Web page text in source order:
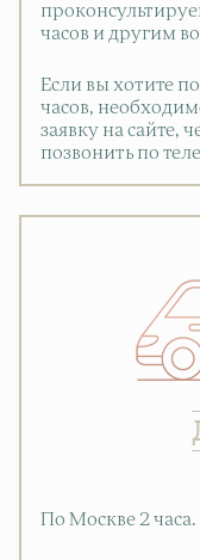
часов и другим
Если вы хотите
часов,
заявку на сайте,
позвонить по
По Москве 2